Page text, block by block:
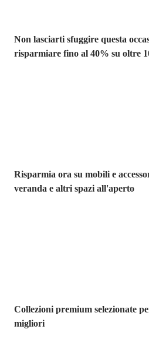
Non lasciarti sfuggire questa
risparmiare fino al 40% su oltre
Risparmia ora su mobili e
veranda e altri spazi all'aperto
Collezioni premium selezionate
migliori